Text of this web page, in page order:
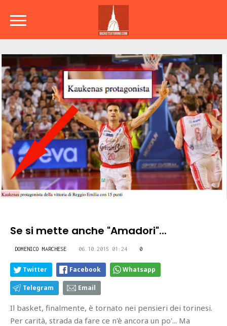
Se si mette anche "Amadori"...
DOMENICO MARCHESE 06.10.2015 01:24 0
Twitter Facebook Whatsapp
Telegram Email
Il basket, finalmente, è tornato nei pensieri dei torinesi.
Per carità, strada da fare ce n'è ancora un po'... Ma